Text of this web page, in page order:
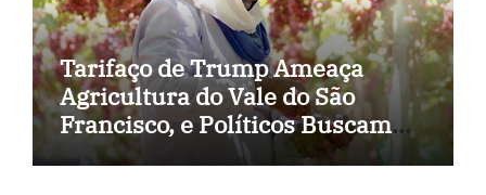
Tarifaço de Trump Ameaça
Agricultura do Vale do São
Francisco, e Políticos Buscam
Soluções